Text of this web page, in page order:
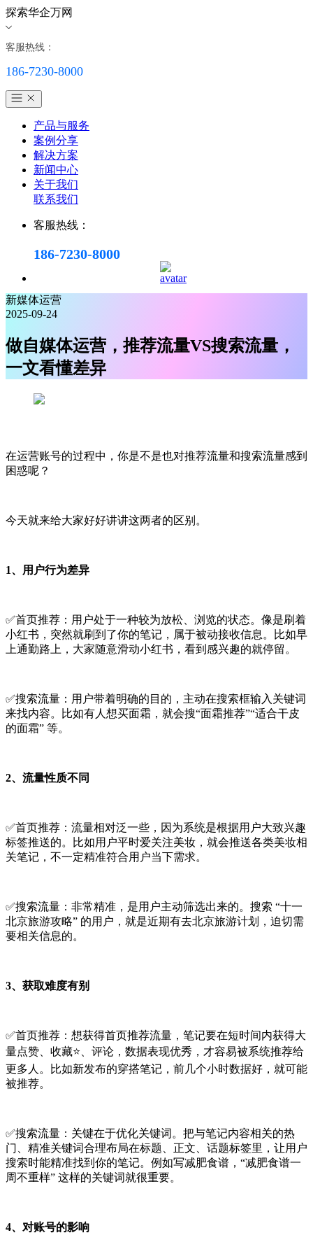
探索华企万网
客服热线：
186-7230-8000
产品与服务
案例分享
解决方案
新闻中心
关于我们
联系我们
客服热线：
186-7230-8000
新媒体运营
2025-09-24
做自媒体运营，推荐流量VS搜索流量，
一文看懂差异
在运营账号的过程中，你是不是也对推荐流量和搜索流量感到
困惑呢？
今天就来给大家好好讲讲这两者的区别。
1、用户行为差异
✅首页推荐：用户处于一种较为放松、浏览的状态。像是刷着
小红书，突然就刷到了你的笔记，属于被动接收信息。比如早
上通勤路上，大家随意滑动小红书，看到感兴趣的就停留。​
✅搜索流量：用户带着明确的目的，主动在搜索框输入关键词
来找内容。比如有人想买面霜，就会搜“面霜推荐”“适合干皮
的面霜” 等。
2、流量性质不同
✅首页推荐：流量相对泛一些，因为系统是根据用户大致兴趣
标签推送的。比如用户平时爱关注美妆，就会推送各类美妆相
关笔记，不一定精准符合用户当下需求。​
✅搜索流量：非常精准，是用户主动筛选出来的。搜索 “十一
北京旅游攻略” 的用户，就是近期有去北京旅游计划，迫切需
要相关信息的。
3、获取难度有别
✅首页推荐：想获得首页推荐流量，笔记要在短时间内获得大
量点赞、收藏⭐️、评论，数据表现优秀，才容易被系统推荐给
更多人。比如新发布的穿搭笔记，前几个小时数据好，就可能
被推荐。
✅搜索流量：关键在于优化关键词。把与笔记内容相关的热
门、精准关键词合理布局在标题、正文、话题标签里，让用户
搜索时能精准找到你的笔记。例如写减肥食谱，“减肥食谱一
周不重样” 这样的关键词就很重要。
4、对账号的影响